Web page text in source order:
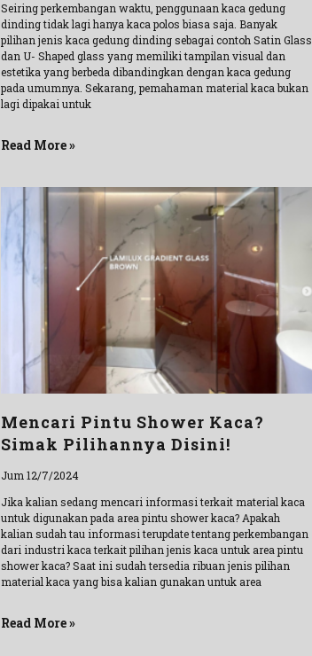
Seiring perkembangan waktu, penggunaan kaca gedung
dinding tidak lagi hanya kaca polos biasa saja. Banyak
pilihan jenis kaca gedung dinding sebagai contoh Satin Glass
dan U- Shaped glass yang memiliki tampilan visual dan
estetika yang berbeda dibandingkan dengan kaca gedung
pada umumnya. Sekarang, pemahaman material kaca bukan
lagi dipakai untuk
Read More »
Mencari Pintu Shower Kaca?
Simak Pilihannya Disini!
Jum 12/7/2024
Jika kalian sedang mencari informasi terkait material kaca
untuk digunakan pada area pintu shower kaca? Apakah
kalian sudah tau informasi terupdate tentang perkembangan
dari industri kaca terkait pilihan jenis kaca untuk area pintu
shower kaca? Saat ini sudah tersedia ribuan jenis pilihan
material kaca yang bisa kalian gunakan untuk area
Read More »